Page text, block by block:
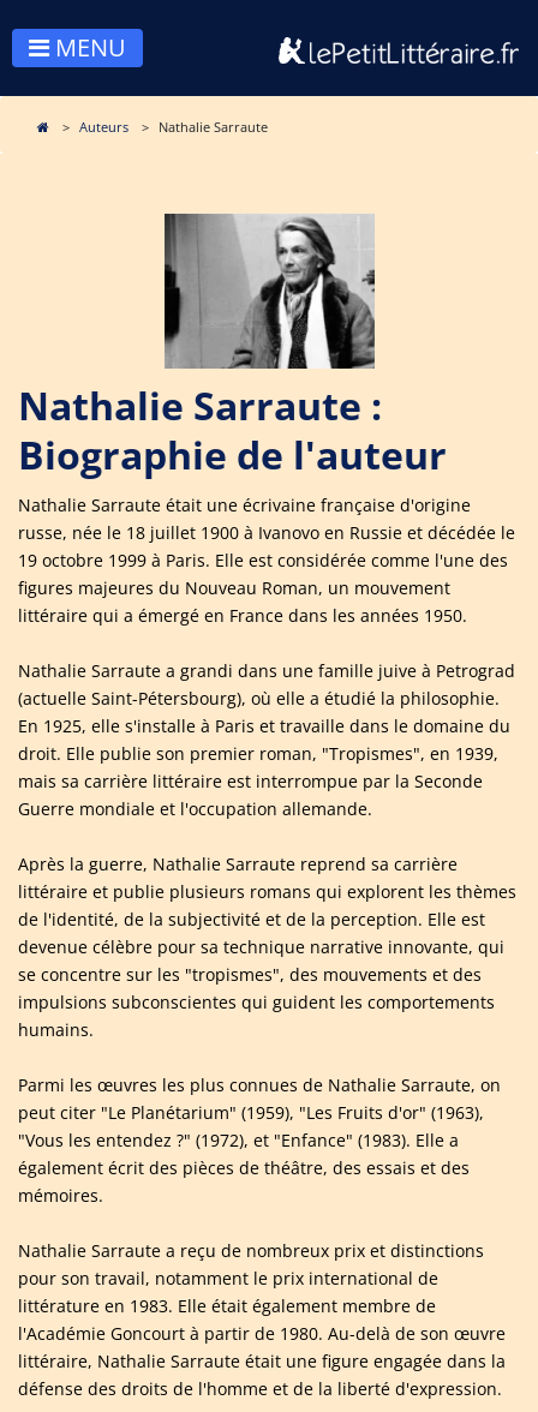
MENU
Auteurs Nathalie Sarraute
Nathalie Sarraute :
Biographie de l'auteur
Nathalie Sarraute était une écrivaine française d'origine
russe, née le 18 juillet 1900 à Ivanovo en Russie et décédée le
19 octobre 1999 à Paris. Elle est considérée comme l'une des
figures majeures du Nouveau Roman, un mouvement
littéraire qui a émergé en France dans les années 1950.
Nathalie Sarraute a grandi dans une famille juive à Petrograd
(actuelle Saint-Pétersbourg), où elle a étudié la philosophie.
En 1925, elle s'installe à Paris et travaille dans le domaine du
droit. Elle publie son premier roman, "Tropismes", en 1939,
mais sa carrière littéraire est interrompue par la Seconde
Guerre mondiale et l'occupation allemande.
Après la guerre, Nathalie Sarraute reprend sa carrière
littéraire et publie plusieurs romans qui explorent les thèmes
de l'identité, de la subjectivité et de la perception. Elle est
devenue célèbre pour sa technique narrative innovante, qui
se concentre sur les "tropismes", des mouvements et des
impulsions subconscientes qui guident les comportements
humains.
Parmi les œuvres les plus connues de Nathalie Sarraute, on
peut citer "Le Planétarium" (1959), "Les Fruits d'or" (1963),
"Vous les entendez ?" (1972), et "Enfance" (1983). Elle a
également écrit des pièces de théâtre, des essais et des
mémoires.
Nathalie Sarraute a reçu de nombreux prix et distinctions
pour son travail, notamment le prix international de
littérature en 1983. Elle était également membre de
l'Académie Goncourt à partir de 1980. Au-delà de son œuvre
littéraire, Nathalie Sarraute était une figure engagée dans la
défense des droits de l'homme et de la liberté d'expression.